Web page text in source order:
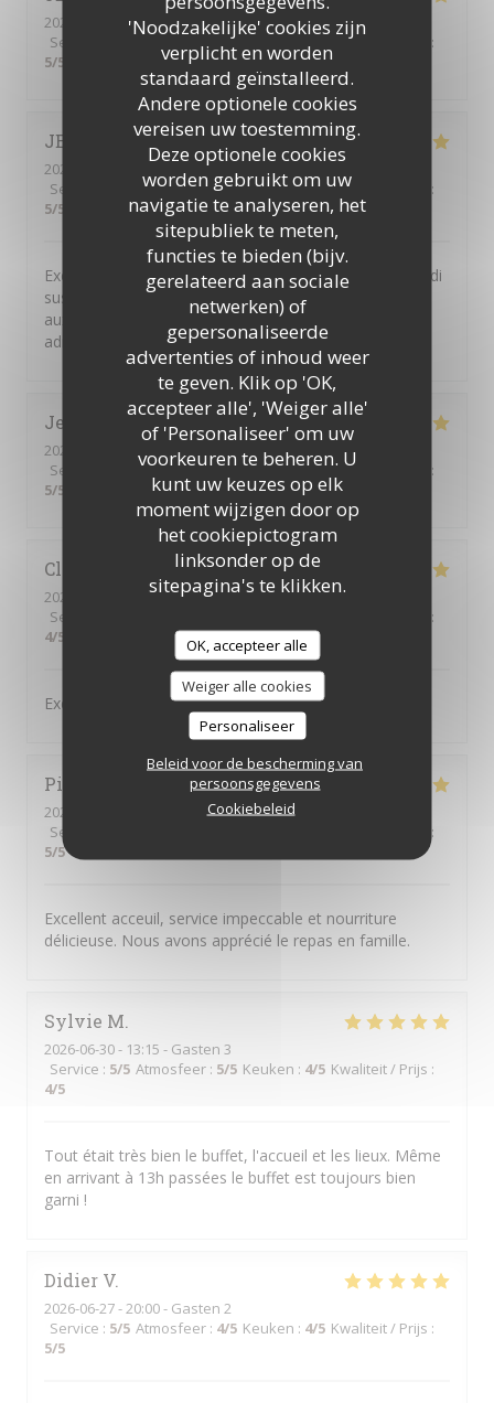
'Noodzakelijke' cookies zijn
verplicht en worden
standaard geïnstalleerd.
Andere optionele cookies
vereisen uw toestemming.
Deze optionele cookies
worden gebruikt om uw
navigatie te analyseren, het
sitepubliek te meten,
functies te bieden (bijv.
gerelateerd aan sociale
netwerken) of
gepersonaliseerde
advertenties of inhoud weer
te geven. Klik op 'OK,
accepteer alle', 'Weiger alle'
of 'Personaliseer' om uw
voorkeuren te beheren. U
kunt uw keuzes op elk
moment wijzigen door op
het cookiepictogram
linksonder op de
sitepagina's te klikken.
OK, accepteer alle
Weiger alle cookies
Personaliseer
Beleid voor de bescherming van
persoonsgegevens
Cookiebeleid
2026-07-24
- 12:15 - Gasten 1
Service
Atmosfeer: 5 /5 5 Kwaliteit / Prijs
:
5/5
JEAN-MARIEF
2026-07-06
- 12:30 - Gasten 4
Service
Atmosfeer: 5/5 Keuken:5/5 Kwaliteit / Prijs
:
5/5
Excellent restaurant libanais. Le buffet à volonté du midi
suscite l enthousiasme de toutes les personnes
auxquelles je propose de déjeuner à cette très bonne
adresse.
Jean-FrançoisB
2026-07-12
- 13:00 - Gasten 6
Service
Atmosfeer: 5/5 Keuken: 5 /5 Kwaliteit / Prijs
:
5/5
Claudie
2026-07-11
- 20:00 - Gasten 4
Service
:
4/5
Excellent mezze comme d‘habitude
Pierre
2026-07-05
- 12:00 - Gasten 9
Service
:
5/5
Excellent acceuil, service impeccable et nourriture
délicieuse. Nous avons apprécié le repas en famille.
Sylvie M
2026-06-30- 13:15 - Gasten 3
Service : 5/5 Atmosfeer : 5/5 Keuken : 4/5 Kwaliteit / Prijs :
4/5
Tout était très bien le buffet, l'accueil et les lieux. Même
en arrivant à 13h passées le buffet est toujours bien
garni !
Didier V
2026-06-27- 20:00 - Gasten 2
Service : 5/5 Atmosfeer : 4/5 Keuken : 4/5 Kwaliteit / Prijs :
5/5